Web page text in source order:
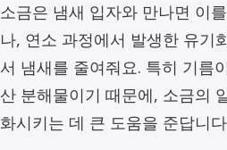
소금은 냄새 입자와 만나면 이
나, 연소 과정에서 발생한 유기
서 냄새를 줄여줘요. 특히 기름
산 분해물이기 때문에, 소금의
화시키는 데 큰 도움을 준답니